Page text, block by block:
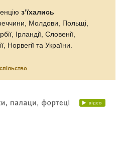
з’їхались
Молдови, Польщі,
Ірландії, Словенії,
Норвегії та України.